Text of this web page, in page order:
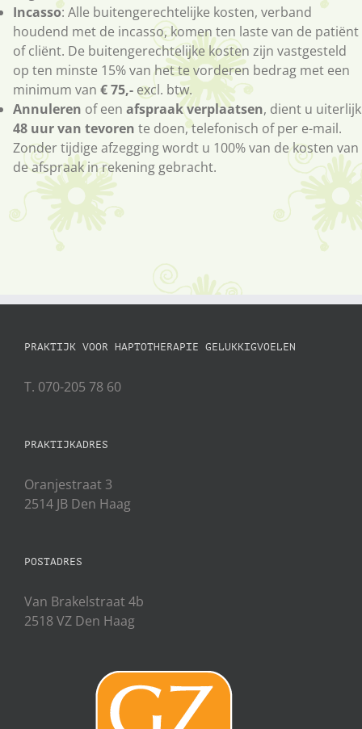
Incasso: Alle buitengerechtelijke kosten, verband
houdend met de incasso, komen ten laste van de patiënt
of cliënt. De buitengerechtelijke kosten zijn vastgesteld
op ten minste 15% van het te vorderen bedrag met een
minimum van € 75,- excl. btw.
Annuleren of een afspraak verplaatsen, dient u uiterlijk
48 uur van tevoren te doen, telefonisch of per e-mail.
Zonder tijdige afzegging wordt u 100% van de kosten van
de afspraak in rekening gebracht.
PRAKTIJK VOOR HAPTOTHERAPIE GELUKKIGVOELEN
T. 070-205 78 60
PRAKTIJKADRES
Oranjestraat 3
2514 JB Den Haag
POSTADRES
Van Brakelstraat 4b
2518 VZ Den Haag